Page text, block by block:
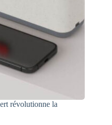
révolutionne la